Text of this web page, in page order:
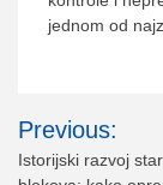
jednom od
Post
Previous:
Istorijski razvoj